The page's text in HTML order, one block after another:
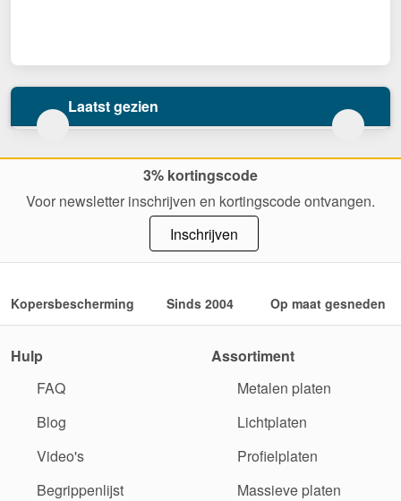
Laatst gezien
3% kortingscode
Voor newsletter inschrijven en kortingscode ontvangen.
Inschrijven
Kopersbescherming Sinds 2004 Op maat gesneden
Hulp
FAQ
Blog
Video's
Begrippenlijst
Assortiment
Metalen platen
Lichtplaten
Profielplaten
Massieve platen